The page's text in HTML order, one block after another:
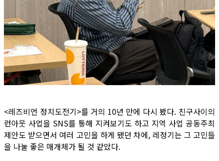
<레즈비언 정치도전기>를 거의 10년 만에 다시 봤다. 친구사이의
런아웃 사업을 SNS를 통해 지켜보기도 하고 지역 사업 공동주최
제안도 받으면서 여러 고민을 하게 됐던 차에, 레정기는 그 고민들
을 나눌 좋은 매개체가 될 것 같았다.